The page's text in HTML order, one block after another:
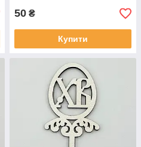
50 ₴
Купити